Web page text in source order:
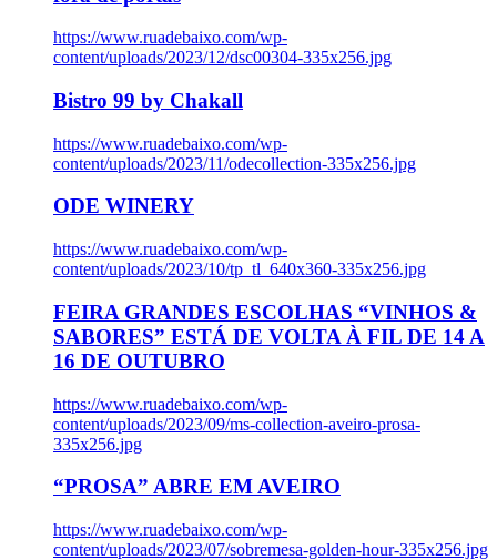
https://www.ruadebaixo.com/wp-
content/uploads/2023/12/dsc00304-335x256.jpg
Bistro 99 by Chakall
https://www.ruadebaixo.com/wp-
content/uploads/2023/11/odecollection-335x256.jpg
ODE WINERY
https://www.ruadebaixo.com/wp-
content/uploads/2023/10/tp_tl_640x360-335x256.jpg
FEIRA GRANDES ESCOLHAS “VINHOS &
SABORES” ESTÁ DE VOLTA À FIL DE 14 A
16 DE OUTUBRO
https://www.ruadebaixo.com/wp-
content/uploads/2023/09/ms-collection-aveiro-prosa-
335x256.jpg
“PROSA” ABRE EM AVEIRO
https://www.ruadebaixo.com/wp-
content/uploads/2023/07/sobremesa-golden-hour-335x256.jpg